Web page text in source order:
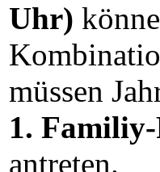
Uhr)
müssen
1.
antreten.